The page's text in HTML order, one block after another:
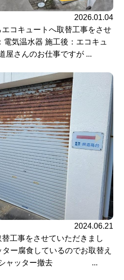
2026.01.04
コキュートへ取替工事をさせ
気温水器 施工後：エコキュ
さんのお仕事ですが ...
2024.06.21
工事をさせていただきまし
ー腐食しているのでお取替え
存シャッター撤去 ...